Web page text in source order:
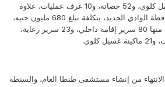
سرير رعاية و53 ماكينة غسيل كلوي، و52 حضانة، و10 غرف عمليات، علاوة
على مستشفى الداخلة بمحافظة الوادي الجديد، بتكلفة تبلغ 680 مليون جنيه،
بطاقة استيعابية 138 سريرا، منها 80 سرير إقامة داخلي، و23 سرير رعاية،
الانتهاء من إنشاء مستشفى طنطا العام، والسنطة